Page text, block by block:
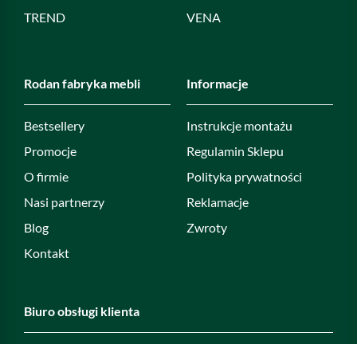
TREND
VENA
Rodan fabryka mebli
Bestsellery
Promocje
O firmie
Nasi partnerzy
Blog
Kontakt
Informacje
Instrukcje montażu
Regulamin Sklepu
Polityka prywatności
Reklamacje
Zwroty
Biuro obsługi klienta